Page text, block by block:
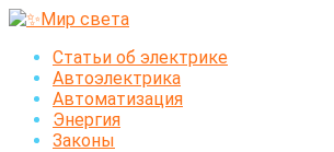
Перейти
контентуСтатьи об электрике
Автоэлектрика
Автоматизация
Энергия
Законы